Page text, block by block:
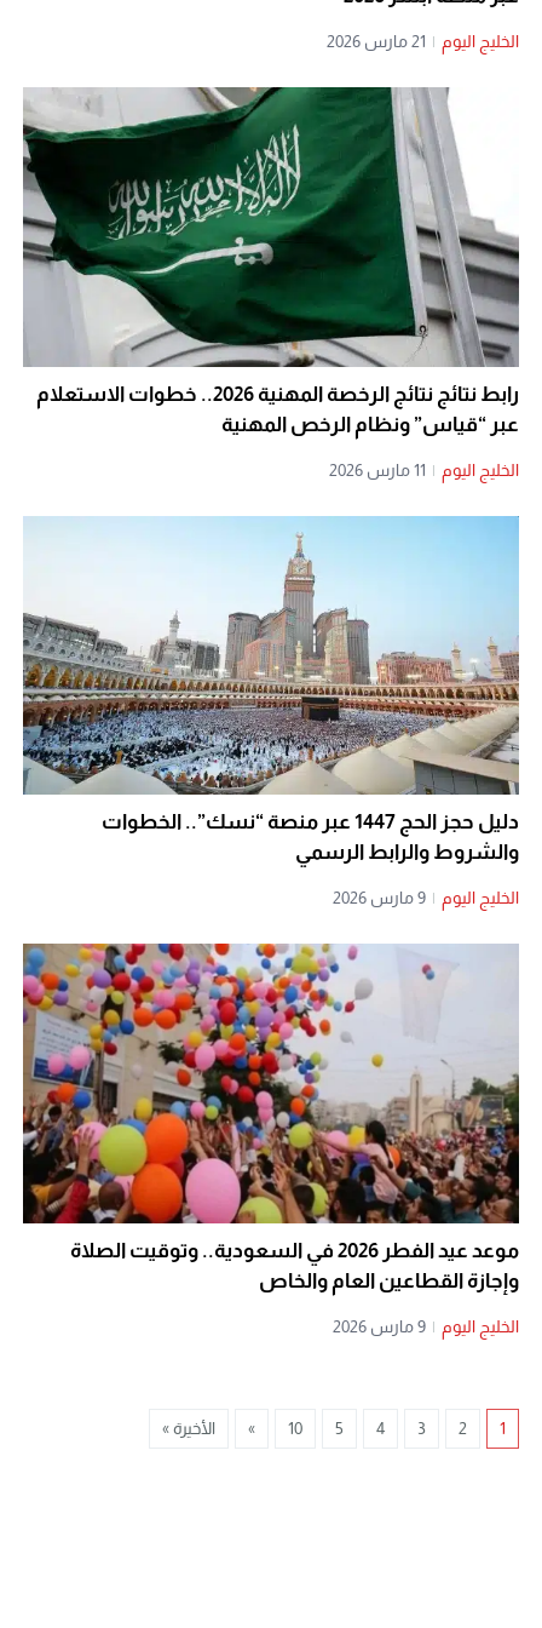
الخليج اليوم | 21 مارس 2026
رابط نتائج نتائج الرخصة المهنية 2026.. خطوات الاستعلام
عبر “قياس” ونظام الرخص المهنية
الخليج اليوم | 11 مارس 2026
دليل حجز الحج 1447 عبر منصة “نسك”.. الخطوات
والشروط والرابط الرسمي
الخليج اليوم | 9 مارس 2026
موعد عيد الفطر 2026 في السعودية.. وتوقيت الصلاة
وإجازة القطاعين العام والخاص
الخليج اليوم | 9 مارس 2026
1
2
3
4
5
10
» الأخيرة »